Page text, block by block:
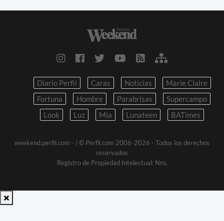
Diario Perfil Caras Noticias
Marie Claire
Fortuna
Hombre Parabrisas
Supercampo
Look
Luz Mia Lunateen BATimes
weekend.perfil.com - | © Perfil.com 2006-2026 - Todos los derechos
reservados
Registro de Propiedad Intelectual: Nro.